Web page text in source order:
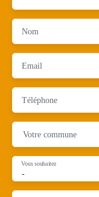
Nom
Email
Téléphone
Votre commune
-
Vous souhaitez